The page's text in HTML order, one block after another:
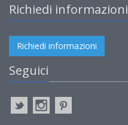
Richiedi informazioni
Richiedi informazioni
Seguici